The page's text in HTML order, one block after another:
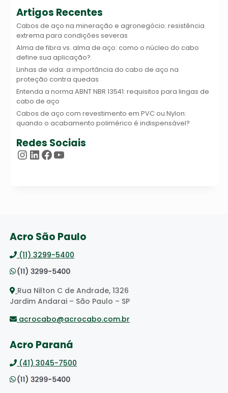
Artigos Recentes
Cabos de aço na mineração e agronegócio: resistência
extrema para condições severas
Alma de fibra vs. alma de aço: como o núcleo do cabo
define sua aplicação?
Linhas de vida: a importância do cabo de aço na
proteção contra quedas
Entenda a norma ABNT NBR 13541: requisitos para lingas de
cabo de aço
Cabos de aço com revestimento em PVC ou Nylon:
quando o acabamento polimérico é indispensável?
Redes Sociais
Instagram
LinkedIn
Facebook
Youtube
Acro São Paulo
(11) 3299-5400
Rua Nilton C de Andrade, 1326
Jardim Andarai – São Paulo – SP
acrocabo@acrocabo.com.br
Acro Paraná
(41) 3045-7500